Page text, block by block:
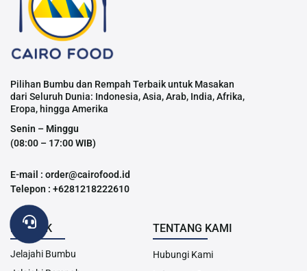
Pilihan Bumbu dan Rempah Terbaik untuk Masakan
dari Seluruh Dunia: Indonesia, Asia, Arab, India, Afrika,
Eropa, hingga Amerika
Senin – Minggu
(08:00 – 17:00 WIB)
E-mail : order@cairofood.id
Telepon : +6281218222610
PRODUK
Jelajahi Bumbu
TENTANG KAMI
Hubungi Kami